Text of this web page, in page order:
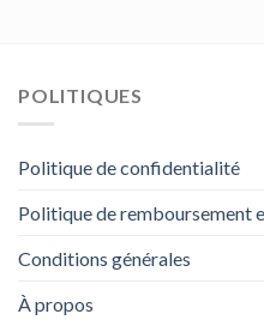
POLITIQUES
Politique de confidentialité
Politique de remboursement
Conditions générales
À propos